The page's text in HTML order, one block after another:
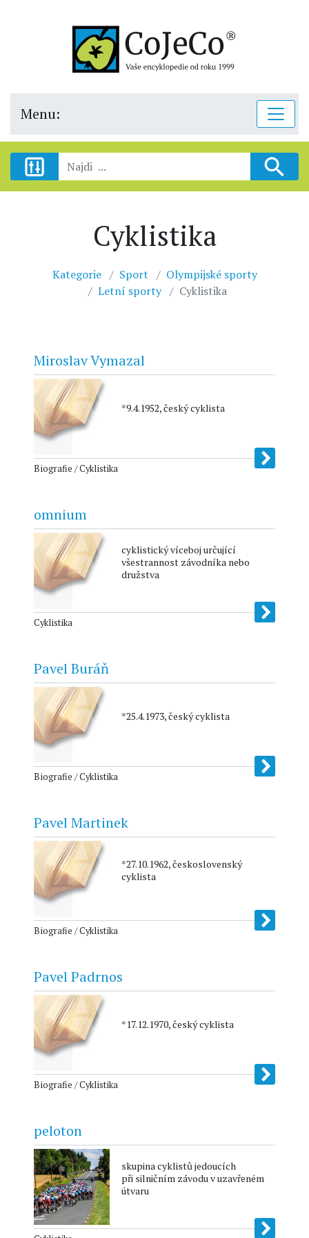
Menu:
Cyklistika
Kategorie Sport
Olympijské sporty
Letní sporty
Cyklistika
Miroslav Vymazal
*9.4.1952, český cyklista
Biografie / Cyklistika
omnium
cyklistický víceboj určující
všestrannost závodníka nebo
družstva
Cyklistika
Pavel Buráň
*25.4.1973, český cyklista
Biografie / Cyklistika
Pavel Martinek
*27.10.1962, československý
cyklista
Biografie / Cyklistika
Pavel Padrnos
*17.12.1970, český cyklista
Biografie / Cyklistika
peloton
skupina cyklistů jedoucích
při silničním závodu v uzavřeném
útvaru